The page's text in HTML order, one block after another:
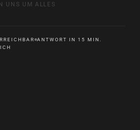
UNS UM ALLES
ANTWORT IN 15 MIN.